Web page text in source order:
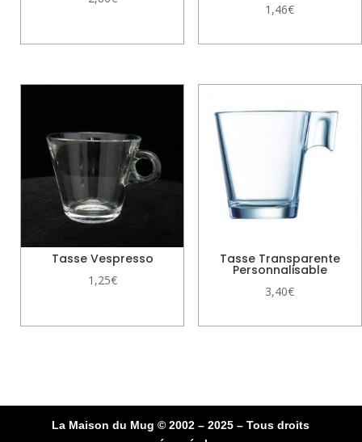
1,46€
Tasse Vespresso
1,25€
Tasse Transparente
Personnalisable
3,40€
La Maison du Mug © 2002 – 2025 – Tous droits